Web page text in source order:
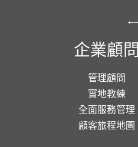
企業顧問
管理顧問
實地教練
全面服務管理
顧客旅程地圖